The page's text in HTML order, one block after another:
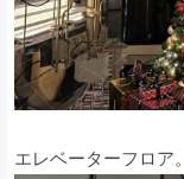
エレベーターフロア。